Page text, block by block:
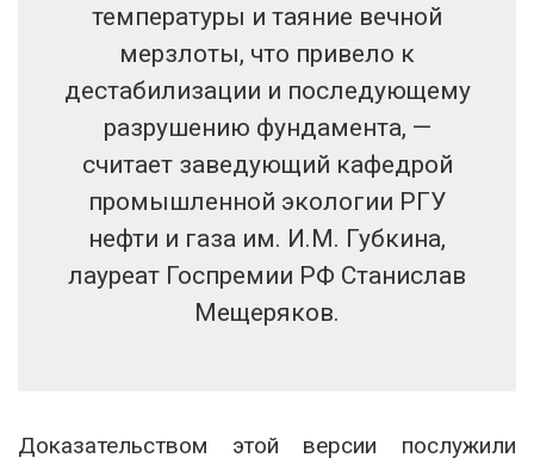
температуры и таяние вечной
мерзлоты, что привело к
дестабилизации и последующему
разрушению фундамента, —
считает заведующий кафедрой
промышленной экологии РГУ
нефти и газа им. И.М. Губкина,
лауреат Госпремии РФ Станислав
Мещеряков.
Доказательством этой версии послужили